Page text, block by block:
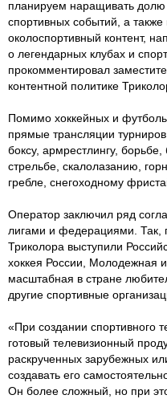
планируем наращивать
спортивных событий, а
околоспортивный контент,
о легендарных клубах и
прокомментировал
контентной политике
Помимо хоккейных и
прямые трансляции
боксу, армрестлингу,
стрельбе, скалолазанию,
гребле, снегоходному
Оператор заключил ряд
лигами и федерациями. Так,
Триколора выступили
хоккея России, Молодежная
масштабная в стране
другие спортивные
«При создании спортивного
готовый телевизионный
раскрученных зарубежных
создавать его
Он более сложный, но при